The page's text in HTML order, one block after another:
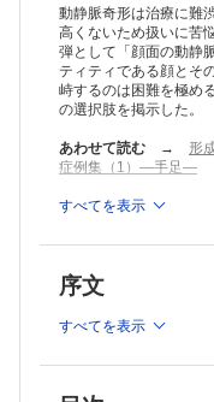
塞栓硬化療法が有効で
耳下腺内に及んだ頬部
（野尻 岳ほか）
顔面動静脈奇形におけ
コラム：編集委員長コ
連載：みんなで考えよ
在宅医療を取り入れた
忍）
No.7 矢状索の機能 （永
乳房再建の診療・研究
宮貴子）
連載：教室だより北～南
新連載 ザッツ形成外
動静脈奇形は治療に難
高くないため扱いに苦
弾として「顔面の動静
ティティである顔とそ
峙するのは困難を極め
の選択肢を掲示した。
あわせて読む → 形
症例集（1）―手足―
≫ 「形成外科」最新号
「購入済ライセンス一
ただけます。詳細は
すべてを表示
序文
すべてを表示